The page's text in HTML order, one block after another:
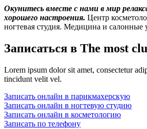
Окунитесь вместе с нами в мир
хорошего настроения. Центр
ногтевая студия. Медицина и салонные
Записаться в The most
Lorem ipsum dolor sit amet, consectetur
tincidunt velit vel.
Записать онлайн в парикмахерскую
Записать онлайн в ногтевую студию
Записать онлайн в косметологию
Записать по телефону